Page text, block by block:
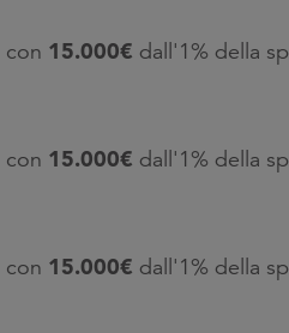
15.000€ dall'1% della
15.000€ dall'1% della
15.000€ dall'1% della